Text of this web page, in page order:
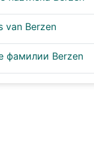
van Berzen
фамилии Berzen